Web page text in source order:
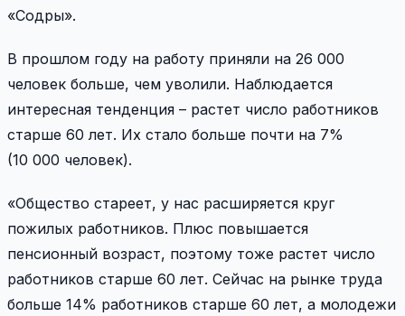
«Содры».
В прошлом году на работу приняли на 26 000
человек больше, чем уволили. Наблюдается
интересная тенденция – растет число работников
старше 60 лет. Их стало больше почти на 7%
(10 000 человек).
«Общество стареет, у нас расширяется круг
пожилых работников. Плюс повышается
пенсионный возраст, поэтому тоже растет число
работников старше 60 лет. Сейчас на рынке труда
больше 14% работников старше 60 лет, а молодежи